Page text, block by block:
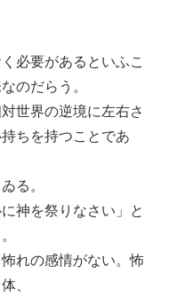
必要があるといふこ
のだらう。
世界の逆境に左右さ
ちを持つことであ
る。
神を祭りなさい」と
れの感情がない。怖
、